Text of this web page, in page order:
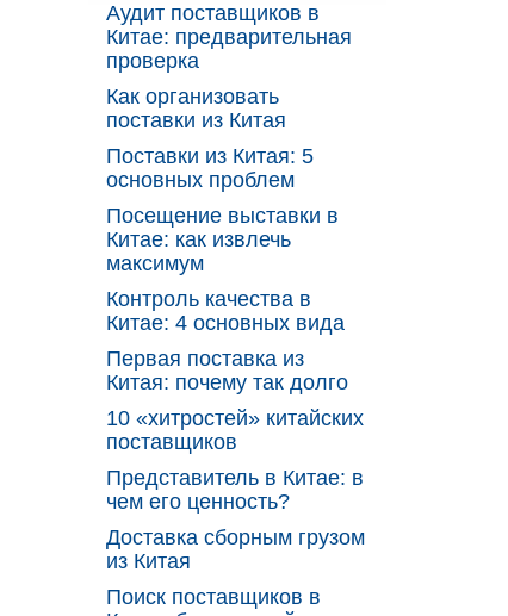
Аудит поставщиков в
Китае: предварительная
проверка
Как организовать
поставки из Китая
Поставки из Китая: 5
основных проблем
Посещение выставки в
Китае: как извлечь
максимум
Контроль качества в
Китае: 4 основных вида
Первая поставка из
Китая: почему так долго
10 «хитростей» китайских
поставщиков
Представитель в Китае: в
чем его ценность?
Доставка сборным грузом
из Китая
Поиск поставщиков в